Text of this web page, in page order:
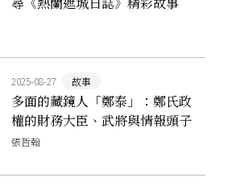
2025-08-27 故事
多面的藏鏡人「鄭泰」：鄭氏政
權的財務大臣、武將與情報頭子
張哲翰